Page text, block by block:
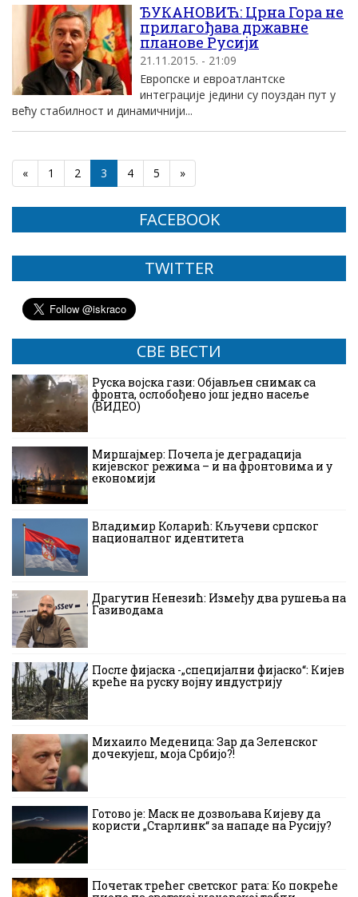
ЂУКАНОВИЋ: Црна Гора не
прилагођава државне
планове Русији
21.11.2015. - 21:09
Европске и евроатлантске
интеграције једини су поуздан пут у
већу стабилност и динамичнији...
« 1 2 3 4 5 »
FACEBOOK
TWITTER
СВЕ ВЕСТИ
Руска војска гази: Објављен снимак са
фронта, ослобођено још једно насеље
(ВИДЕО)
Миршајмер: Почела је деградација
кијевског режима – и на фронтовима и у
економији
Владимир Коларић: Кључеви српског
националног идентитета
Драгутин Ненезић: Између два рушења на
Газиводама
После фијаска -„специјални фијаско“: Кијев
креће на руску војну индустрију
Михаило Меденица: Зар да Зеленског
дочекујеш, моја Србијо?!
Готово је: Маск не дозвољава Кијеву да
користи „Старлинк“ за нападе на Русију?
Почетак трећег светског рата: Ко покреће